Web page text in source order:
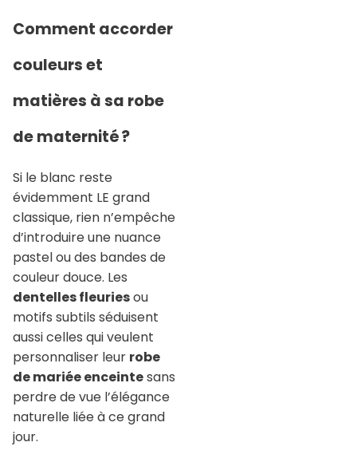
Comment accorder
couleurs et
matières à sa robe
de maternité ?
Si le blanc reste
évidemment LE grand
classique, rien n’empêche
d’introduire une nuance
pastel ou des bandes de
couleur douce. Les
dentelles fleuriesou
motifs subtils séduisent
aussi celles qui veulent
personnaliser leur robe
de mariée enceintesans
perdre de vue l’élégance
naturelle liée à ce grand
jour.